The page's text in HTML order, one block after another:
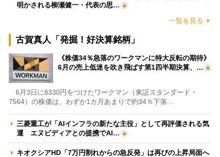
明かされる柳瀬健一・代表の思…
一覧を見る
古賀真人「発掘！好決算銘柄」
《株価34％急落のワークマンに特大反転の期待》
6月の売上低迷を吹き飛ばす第1四半期決算、…
6月3日に8330円をつけたワークマン（東証スタンダード・
7564）の株価は、わずか1カ月あまりで約34％下落…
三菱重工が「AIインフラの新たな主役」として再評価される気
運 エヌビディアとの提携でAI…
キオクシアHD「7万円割れからの急反発」は再びの上昇局面へ